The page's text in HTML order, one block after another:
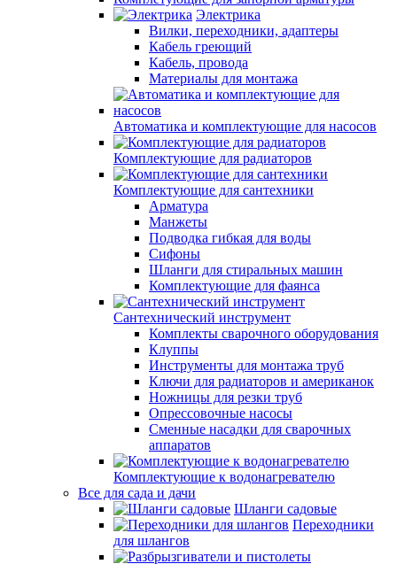
Электрика
Вилки, переходники, адаптеры
Кабель греющий
Кабель, провода
Материалы для монтажа
Автоматика и комплектующие для насосов
Комплектующие для радиаторов
Комплектующие для сантехники
Арматура
Манжеты
Подводка гибкая для воды
Сифоны
Шланги для стиральных машин
Комплектующие для фаянса
Сантехнический инструмент
Комплекты сварочного оборудования
Клуппы
Инструменты для монтажа труб
Ключи для радиаторов и американок
Ножницы для резки труб
Опрессовочные насосы
Сменные насадки для сварочных
аппаратов
Комплектующие к водонагревателю
Все для сада и дачи
Шланги садовые
Переходники
для шлангов